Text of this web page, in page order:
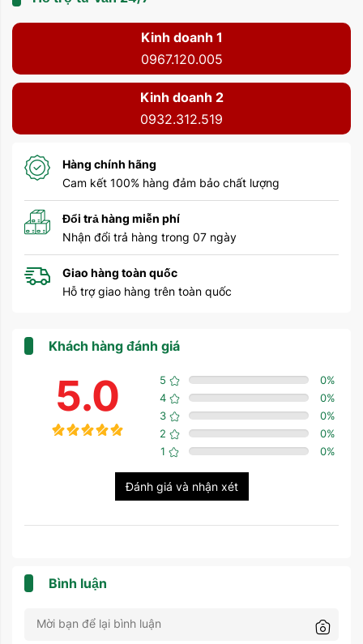
Kinh doanh 1
0967.120.005
Kinh doanh 2
0932.312.519
Hàng chính hãng
Cam kết 100% hàng đảm bảo chất lượng
Đổi trả hàng miễn phí
Nhận đổi trả hàng trong 07 ngày
Giao hàng toàn quốc
Hỗ trợ giao hàng trên toàn quốc
Khách hàng đánh giá
5.0 5 0%
4
0%
3
0%
2
0%
1
0%
Đánh giá và nhận xét
Bình luận